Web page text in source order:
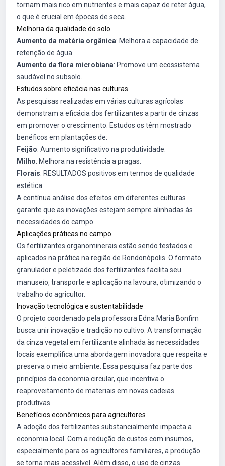
tornam mais rico em nutrientes e mais capaz de reter água,
o que é crucial em épocas de seca.
Melhoria da qualidade do solo
Aumento da matéria orgânica: Melhora a capacidade de
retenção de água.
Aumento da flora microbiana: Promove um ecossistema
saudável no subsolo.
Estudos sobre eficácia nas culturas
As pesquisas realizadas em várias culturas agrícolas
demonstram a eficácia dos fertilizantes a partir de cinzas
em promover o crescimento. Estudos os têm mostrado
benéficos em plantações de:
Feijão: Aumento significativo na produtividade.
Milho: Melhora na resistência a pragas.
Florais: RESULTADOS positivos em termos de qualidade
estética.
A contínua análise dos efeitos em diferentes culturas
garante que as inovações estejam sempre alinhadas às
necessidades do campo.
Aplicações práticas no campo
Os fertilizantes organominerais estão sendo testados e
aplicados na prática na região de Rondonópolis. O formato
granulador e peletizado dos fertilizantes facilita seu
manuseio, transporte e aplicação na lavoura, otimizando o
trabalho do agricultor.
Inovação tecnológica e sustentabilidade
O projeto coordenado pela professora Edna Maria Bonfim
busca unir inovação e tradição no cultivo. A transformação
da cinza vegetal em fertilizante alinhada às necessidades
locais exemplifica uma abordagem inovadora que respeita e
preserva o meio ambiente. Essa pesquisa faz parte dos
princípios da economia circular, que incentiva o
reaproveitamento de materiais em novas cadeias
produtivas.
Benefícios econômicos para agricultores
A adoção dos fertilizantes substancialmente impacta a
economia local. Com a redução de custos com insumos,
especialmente para os agricultores familiares, a produção
se torna mais acessível. Além disso, o uso de cinzas